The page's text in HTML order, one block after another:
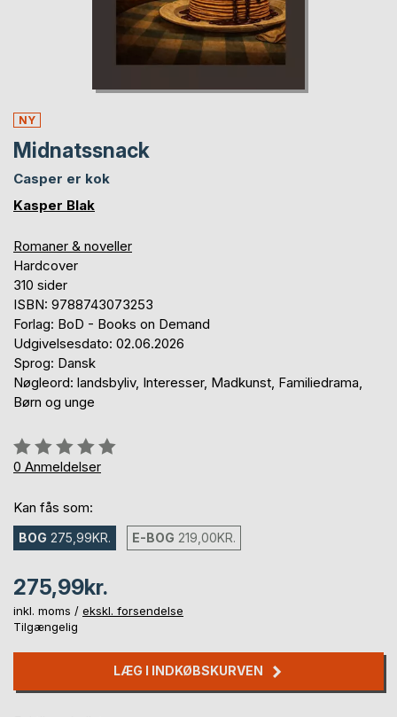
NY
Midnatssnack
Casper er kok
Kasper Blak
Romaner & noveller
Hardcover
310 sider
ISBN: 9788743073253
Forlag: BoD - Books on Demand
Udgivelsesdato: 02.06.2026
Sprog: Dansk
Nøgleord: landsbyliv, Interesser, Madkunst, Familiedrama,
Børn og unge
Anmeldelse::
0%
0 Anmeldelser
Kan fås som:
BOG 275,99KR. E-BOG 219,00KR.
275,99kr.
inkl. moms / ekskl. forsendelse
Tilgængelig
LÆG I INDKØBSKURVEN